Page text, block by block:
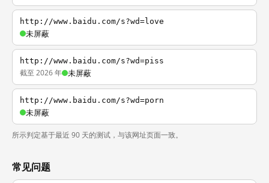
http://www.baidu.com/s?wd=love
未屏蔽
http://www.baidu.com/s?wd=piss
截至 2026 年 未屏蔽
http://www.baidu.com/s?wd=porn
未屏蔽
所示判定基于最近 90 天的测试，与该网址页面一致。
常见问题